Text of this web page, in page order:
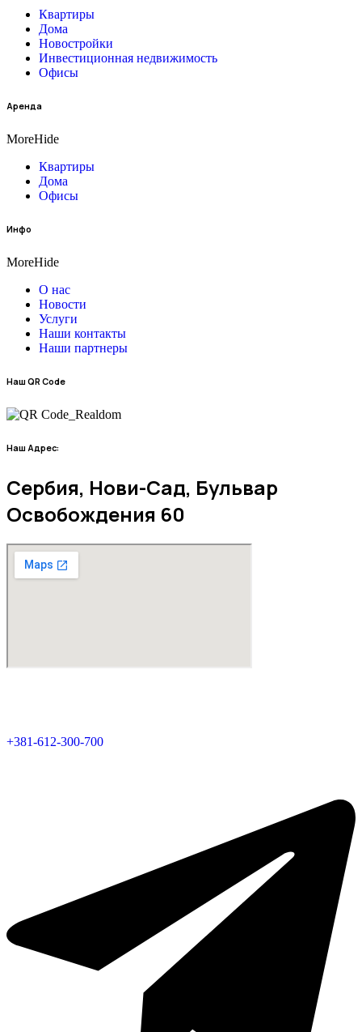
Квартиры
Дома
Новостройки
Инвестиционная недвижимость
Офисы
Аренда
MoreHide
Квартиры
Дома
Офисы
Инфо
MoreHide
О нас
Новости
Услуги
Наши контакты
Наши партнеры
Наш QR Code
Наш Адрес:
Сербия, Нови-Сад, Бульвар
Освобождения 60
+381-612-300-700